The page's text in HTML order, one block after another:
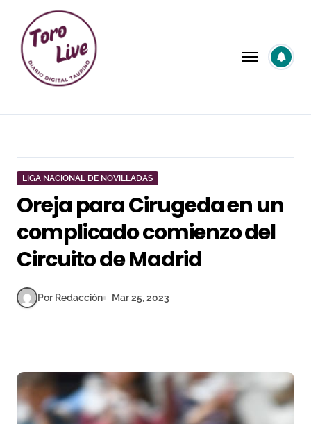
contenido
LIGA NACIONAL DE NOVILLADAS
Oreja para Cirugeda en un
complicado comienzo del
Circuito de Madrid
Por Redacción Mar 25, 2023